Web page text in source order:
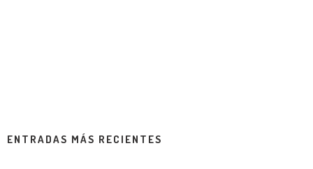
ENTRADAS MÁS RECIENTES